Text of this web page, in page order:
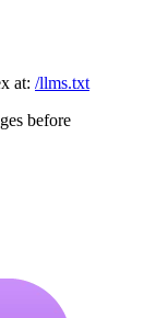
at: /llms.txt
before